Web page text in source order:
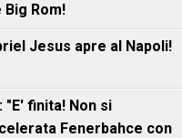
Rom!
Jesus apre al Napoli!
"E' finita! Non si
Fenerbahce con